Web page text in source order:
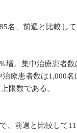
、前週と比較し
。集中治療患者
療患者数は1,000
限数である。
前週と比較して